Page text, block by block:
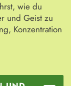
wie du
und Geist zu
Konzentration